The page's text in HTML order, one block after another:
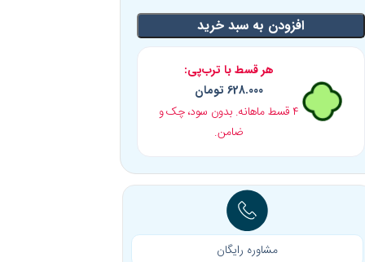
افزودن به سبد خرید
هر قسط با ترب‌پی:
628.000 تومان
۴ قسط ماهانه. بدون سود، چک و
ضامن.
مشاوره رایگان